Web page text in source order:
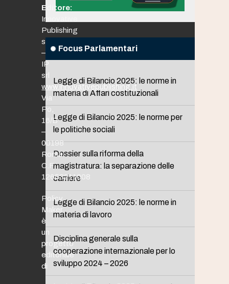
Focus Parlamentari
Legge di Bilancio 2025: le norme in
materia di Affari costituzionali
Legge di Bilancio 2025: le norme per
le politiche sociali
Dossier sulla riforma della
magistratura: la separazione delle
carriere
Legge di Bilancio 2025: le norme in
materia di lavoro
Disciplina generale sulla
cooperazione internazionale per lo
sviluppo 2024 – 2026
Editore:
Innovative
Publishing
srl
–
IP
srl
www.innovativepublishing.it
Via
Po,
16/B
–
00198
Roma
C.F.
12653211008
Policy
Maker
è
un
progetto
editoriale
di